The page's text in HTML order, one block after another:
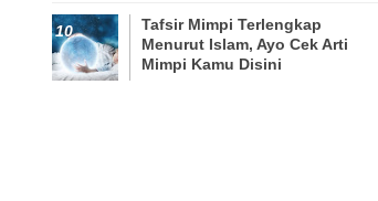
Tafsir Mimpi Terlengkap
Menurut Islam, Ayo Cek Arti
Mimpi Kamu Disini